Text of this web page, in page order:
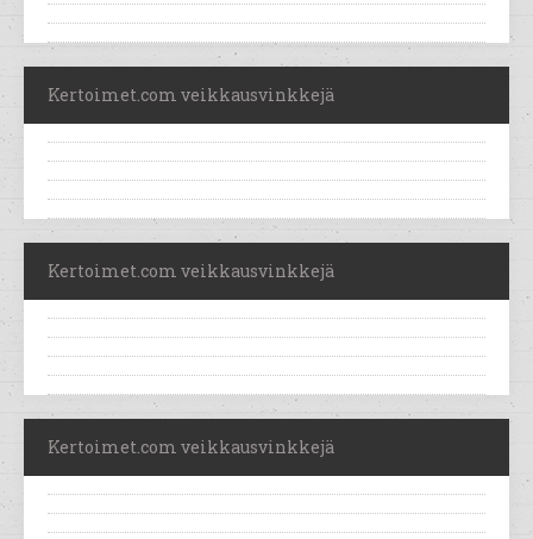
Kertoimet.com veikkausvinkkejä
Kertoimet.com veikkausvinkkejä
Kertoimet.com veikkausvinkkejä